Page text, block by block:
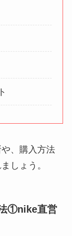
、購入方法
しょう。
①nike直営